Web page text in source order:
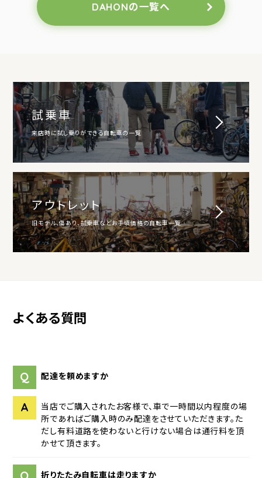
DAHONの一覧へ
試乗車
来店時に試し乗りができる自転車の一覧
アウトレット
旧モデル、傷あり、試乗車などお手頃価格の自転車一覧
よくある質問
Q 配達を頼めますか
A
当店でご購入されたお客様で、車で一時間以内程度の場
所であればご購入時のみ配達をさせていただきます。た
だし有料道路を使わないと行けない場合は通行料を頂
かせて頂きます。
折りたたみ自転車は走りますか